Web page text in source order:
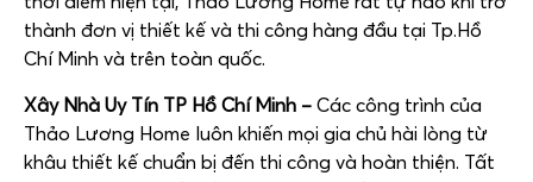
thành đơn vị thiết kế và thi công hàng đầu tại Tp.Hồ
Chí Minh và trên toàn quốc.
Xây Nhà Uy Tín TP Hồ Chí Minh – Các công trình của
Thảo Lương Home luôn khiến mọi gia chủ hài lòng từ
khâu thiết kế chuẩn bị đến thi công và hoàn thiện. Tất